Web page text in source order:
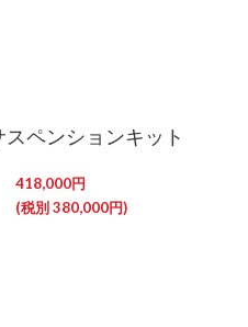
ペンションキット
418,000円
(税別 380,000円)